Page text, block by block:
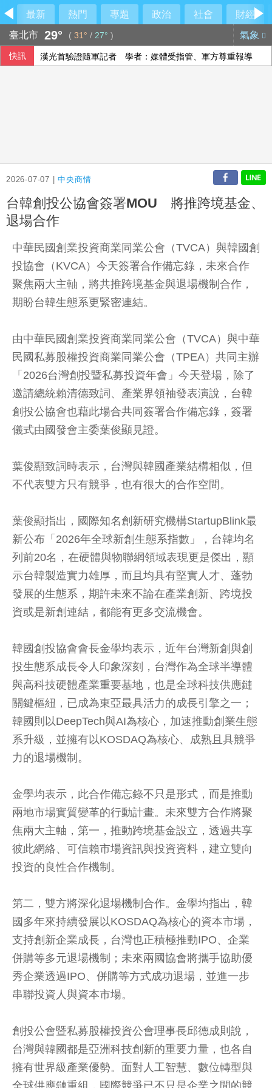
最新 熱門 專題 政治 社會
財經
臺北市 29° ( 31° / 27° ) 氣象
快訊 漢光首驗證隨軍記者 學者：媒體受指管、軍方尊重報導
2026-07-07 |中央商情
台韓創投公協會簽署MOU 將推跨境基金、
退場合作
中華民國創業投資商業同業公會（TVCA）與韓國創
投協會（KVCA）今天簽署合作備忘錄，未來合作
聚焦兩大主軸，將共推跨境基金與退場機制合作，
期盼台韓生態系更緊密連結。
由中華民國創業投資商業同業公會（TVCA）與中華
民國私募股權投資商業同業公會（TPEA）共同主辦
「2026台灣創投暨私募投資年會」今天登場，除了
邀請總統賴清德致詞、產業界領袖發表演說，台韓
創投公協會也藉此場合共同簽署合作備忘錄，簽署
儀式由國發會主委葉俊顯見證。
葉俊顯致詞時表示，台灣與韓國產業結構相似，但
不代表雙方只有競爭，也有很大的合作空間。
葉俊顯指出，國際知名創新研究機構StartupBlink最
新公布「2026年全球新創生態系指數」，台韓均名
列前20名，在硬體與物聯網領域表現更是傑出，顯
示台韓製造實力雄厚，而且均具有堅實人才、蓬勃
發展的生態系，期許未來不論在產業創新、跨境投
資或是新創連結，都能有更多交流機會。
韓國創投協會會長金學均表示，近年台灣新創與創
投生態系成長令人印象深刻，台灣作為全球半導體
與高科技硬體產業重要基地，也是全球科技供應鏈
關鍵樞紐，已成為東亞最具活力的成長引擎之一；
韓國則以DeepTech與AI為核心，加速推動創業生態
系升級，並擁有以KOSDAQ為核心、成熟且具競爭
力的退場機制。
金學均表示，此合作備忘錄不只是形式，而是推動
兩地市場實質變革的行動計畫。未來雙方合作將聚
焦兩大主軸，第一，推動跨境基金設立，透過共享
彼此網絡、可信賴市場資訊與投資資料，建立雙向
投資的良性合作機制。
第二，雙方將深化退場機制合作。金學均指出，韓
國多年來持續發展以KOSDAQ為核心的資本市場，
支持創新企業成長，台灣也正積極推動IPO、企業
併購等多元退場機制；未來兩國協會將攜手協助優
秀企業透過IPO、併購等方式成功退場，並進一步
串聯投資人與資本市場。
創投公會暨私募股權投資公會理事長邱德成則說，
台灣與韓國都是亞洲科技創新的重要力量，也各自
擁有世界級產業優勢。面對人工智慧、數位轉型與
全球供應鏈重組，國際競爭已不只是企業之間的競